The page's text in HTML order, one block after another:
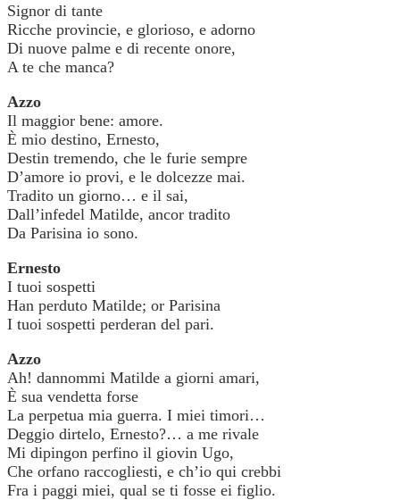
Signor di tante
Ricche provincie, e glorioso, e adorno
Di nuove palme e di recente onore,
A te che manca?
Azzo
Il maggior bene: amore.
È mio destino, Ernesto,
Destin tremendo, che le furie sempre
D’amore io provi, e le dolcezze mai.
Tradito un giorno… e il sai,
Dall’infedel Matilde, ancor tradito
Da Parisina io sono.
Ernesto
I tuoi sospetti
Han perduto Matilde; or Parisina
I tuoi sospetti perderan del pari.
Azzo
Ah! dannommi Matilde a giorni amari,
È sua vendetta forse
La perpetua mia guerra. I miei timori…
Deggio dirtelo, Ernesto?… a me rivale
Mi dipingon perfino il giovin Ugo,
Che orfano raccogliesti, e ch’io qui crebbi
Fra i paggi miei, qual se ti fosse ei figlio.